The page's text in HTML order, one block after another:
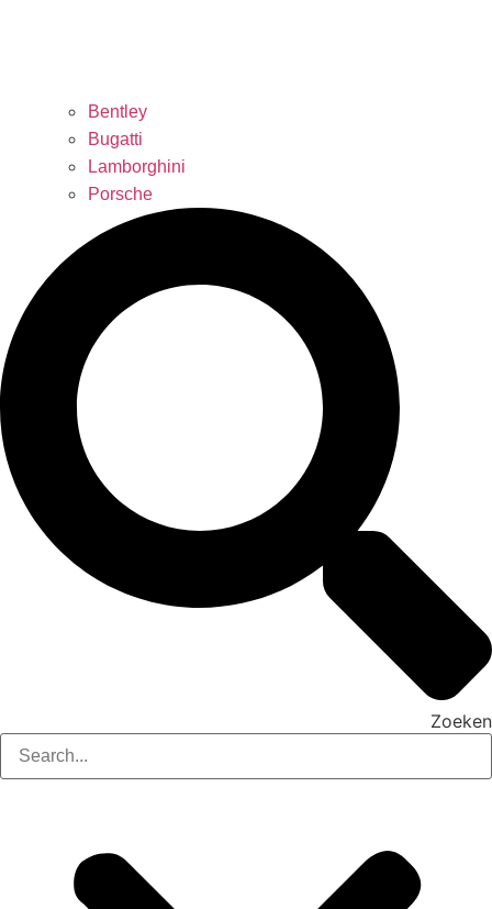
Bentley
Bugatti
Lamborghini
Porsche
Zoeken